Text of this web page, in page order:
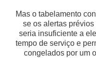
Mas o tabelamento
se os alertas
seria insuficiente a
tempo de serviço e
congelados por um